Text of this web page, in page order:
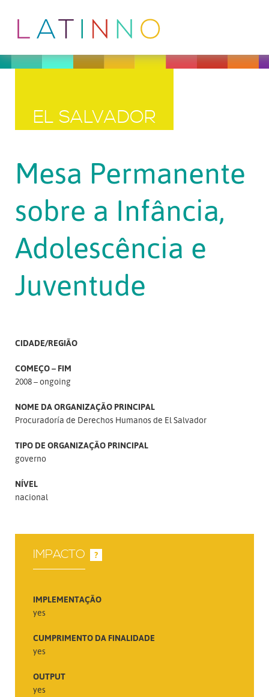
EL SALVADOR
Mesa Permanente
sobre a Infância,
Adolescência e
Juventude
CIDADE/REGIÃO
COMEÇO – FIM
2008 – ongoing
NOME DA ORGANIZAÇÃO PRINCIPAL
Procuradoría de Derechos Humanos de El Salvador
TIPO DE ORGANIZAÇÃO PRINCIPAL
governo
NÍVEL
nacional
IMPACTO ?
IMPLEMENTAÇÃO
yes
CUMPRIMENTO DA FINALIDADE
yes
OUTPUT
yes